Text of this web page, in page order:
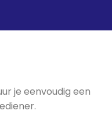
je eenvoudig een